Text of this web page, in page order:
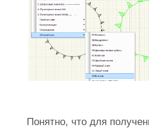
Понятно, что для